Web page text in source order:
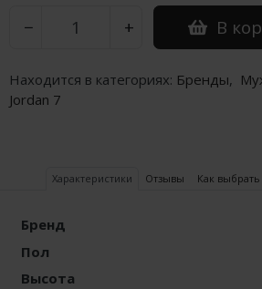
− + В
Находится в категориях: Бренды,
Jordan 7
Характеристики Отзывы Как
Бренд
Пол
Высота
Nike Kobe